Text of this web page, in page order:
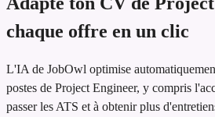
chaque offre en un clic
L'IA de JobOwl optimise
postes de Project Engineer, y compris
passer les ATS et à obtenir plus